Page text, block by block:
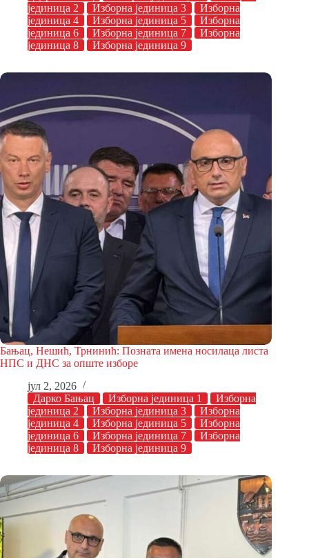
јединица 2
Изборна јединица 3
Изборна
јединица 4
Изборна јединица 5
Изборна
јединица 6
Изборна јединица 7
Изборна
јединица 8
Изборна јединица 9
Бањац, Нешић, Трнинић: Позната имена носилаца листа
НПС и ДНС за опште изборе
јул 2, 2026
Дарко Бањац
Изборна јединица 1
Изборна
јединица 2
Изборна јединица 3
Изборна
јединица 4
Изборна јединица 5
Изборна
јединица 6
Изборна јединица 7
Изборна
јединица 8
Изборна јединица 9